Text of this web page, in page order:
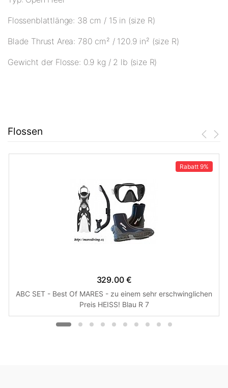
Flossenblattlänge: 38 cm / 15 in (size R)
Blade Thrust Area: 780 cm² / 120.9 in² (size R)
Gewicht der Flosse: 0.9 kg / 2 lb (size R)
Flossen
Rabatt 9%
329.00 €
ABC SET - Best Of MARES - zu einem sehr erschwinglichen
Preis HEISS! Blau R 7